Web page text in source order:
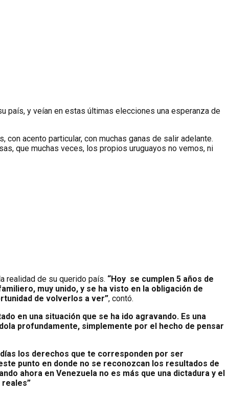
país, y veían en estas últimas elecciones una esperanza de
acento particular, con muchas ganas de salir adelante.
que muchas veces, los propios uruguayos no vemos, ni
realidad de su querido país. “Hoy se cumplen 5 años de
muy unido, y se ha visto en la obligación de
de volverlos a ver”, contó.
en una situación que se ha ido agravando. Es una
profundamente, simplemente por el hecho de pensar
los derechos que te corresponden por ser
punto en donde no se reconozcan los resultados de
ahora en Venezuela no es más que una dictadura y el